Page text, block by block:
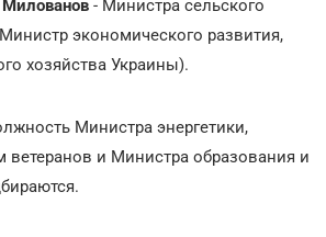
- Министра сельского
экономического развития,
хозяйства Украины).
Министра энергетики,
ветеранов и Министра образования и